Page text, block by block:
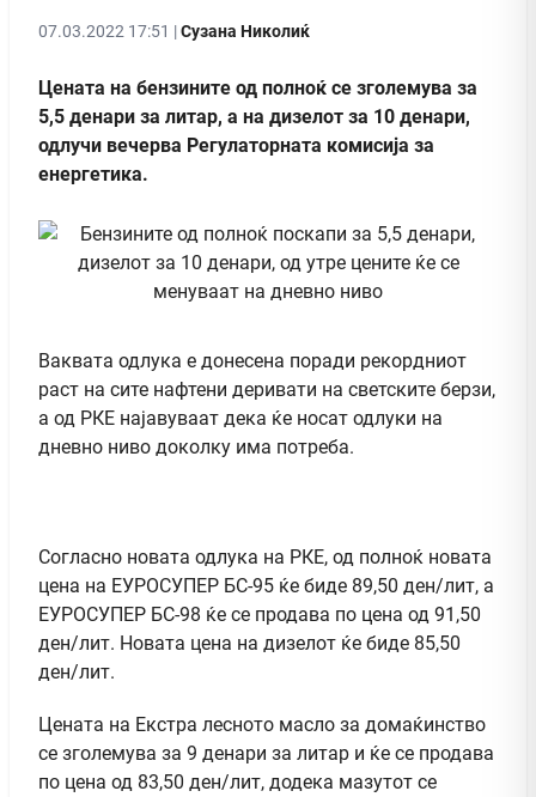
07.03.2022 17:51 |Сузана Николиќ
Цената на бензините од полноќ се зголемува за
5,5 денари за литар, а на дизелот за 10 денари,
одлучи вечерва Регулаторната комисија за
енергетика.
Ваквата одлука е донесена поради рекордниот
раст на сите нафтени деривати на светските берзи,
а од РКЕ најавуваат дека ќе носат одлуки на
дневно ниво доколку има потреба.
Согласно новата одлука на РКЕ, од полноќ новата
цена на ЕУРОСУПЕР БС-95 ќе биде 89,50 ден/лит, а
ЕУРОСУПЕР БС-98 ќе се продава по цена од 91,50
ден/лит. Новата цена на дизелот ќе биде 85,50
ден/лит.
Цената на Екстра лесното масло за домаќинство
се зголемува за 9 денари за литар и ќе се продава
по цена од 83,50 ден/лит, додека мазутот се